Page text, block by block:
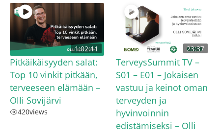
1:02:11
Pitkäikäisyyden salat:
Top 10 vinkit pitkään,
terveeseen elämään –
Olli Sovijärvi
420views
23:37
TerveysSummit TV –
S01 – E01 – Jokaisen
vastuu ja keinot oman
terveyden ja
hyvinvoinnin
edistämiseksi – Olli